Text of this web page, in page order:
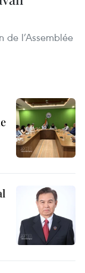
de l’Assemblée